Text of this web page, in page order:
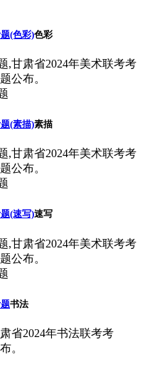
(色彩)色彩
,甘肃省2024年美术联考考
公布。
(素描)素描
,甘肃省2024年美术联考考
公布。
(速写)速写
,甘肃省2024年美术联考考
公布。
书法
省2024年书法联考考
。